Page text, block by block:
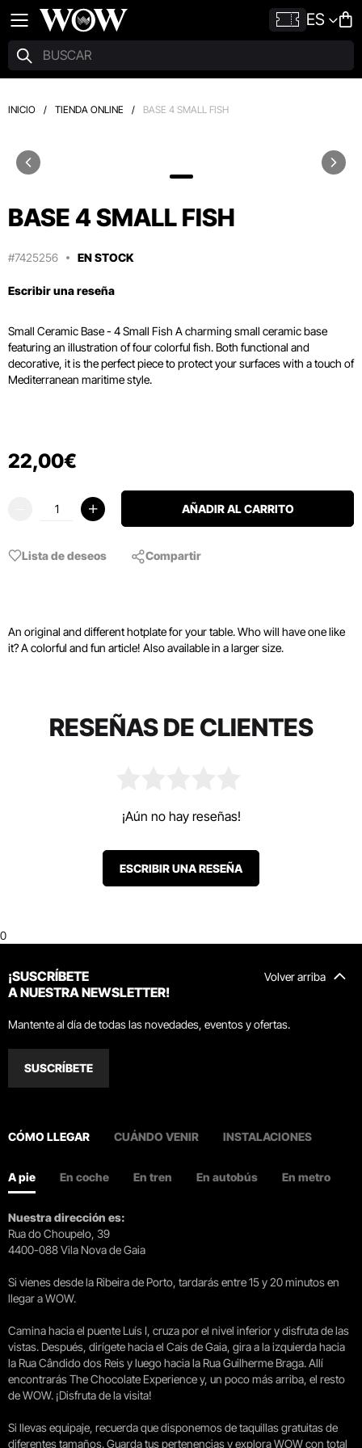
ES
INICIO / TIENDA ONLINE / BASE 4 SMALL FISH
BASE 4 SMALL FISH
#7425256 EN STOCK
Escribir una reseña
Small Ceramic Base - 4 Small Fish A charming small ceramic base
featuring an illustration of four colorful fish. Both functional and
decorative, it is the perfect piece to protect your surfaces with a touch of
Mediterranean maritime style.
22,00€
AÑADIR AL CARRITO
Lista de deseos Compartir
An original and different hotplate for your table. Who will have one like
it? A colorful and fun article! Also available in a larger size.
RESEÑAS DE CLIENTES
¡Aún no hay reseñas!
ESCRIBIR UNA RESEÑA
0
Volver arriba
¡SUSCRÍBETE
A NUESTRA NEWSLETTER!
Mantente al día de todas las novedades, eventos y ofertas.
SUSCRÍBETE
CÓMO LLEGAR CUÁNDO VENIR INSTALACIONES
A pie En coche En tren En autobús En metro
Nuestra dirección es:
Rua do Choupelo, 39
4400-088 Vila Nova de Gaia
Si vienes desde la Ribeira de Porto, tardarás entre 15 y 20 minutos en
llegar a WOW.
Camina hacia el puente Luís I, cruza por el nivel inferior y disfruta de las
vistas. Después, dirígete hacia el Cais de Gaia, gira a la izquierda hacia
la Rua Cândido dos Reis y luego hacia la Rua Guilherme Braga. Allí
encontrarás The Chocolate Experience y, un poco más arriba, el resto
de WOW. ¡Disfruta de la visita!
Si llevas equipaje, recuerda que disponemos de taquillas gratuitas de
diferentes tamaños. Guarda tus pertenencias y explora WOW con total